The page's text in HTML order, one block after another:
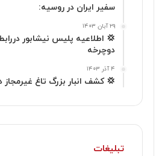
م
سفیر ایران در روسیه:
۲۹ آبان ۱۴۰۳
💢 اطلاعیه پلیس نیشابور
دوچرخه
۴ آذر ۱۴۰۳
💢 كشف انبار بزرگ تاغ غیرمجاز
تبلیغات